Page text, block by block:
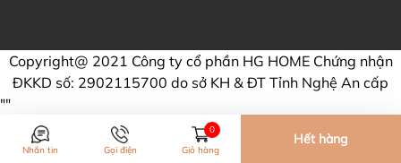
Copyright@ 2021 Công ty cổ phần HG HOME Chứng nhận
ĐKKD số: 2902115700 do sở KH & ĐT Tỉnh Nghệ An cấp
""
Nhắn tin Gọi điện
0
Giỏ hàng
Hết hàng